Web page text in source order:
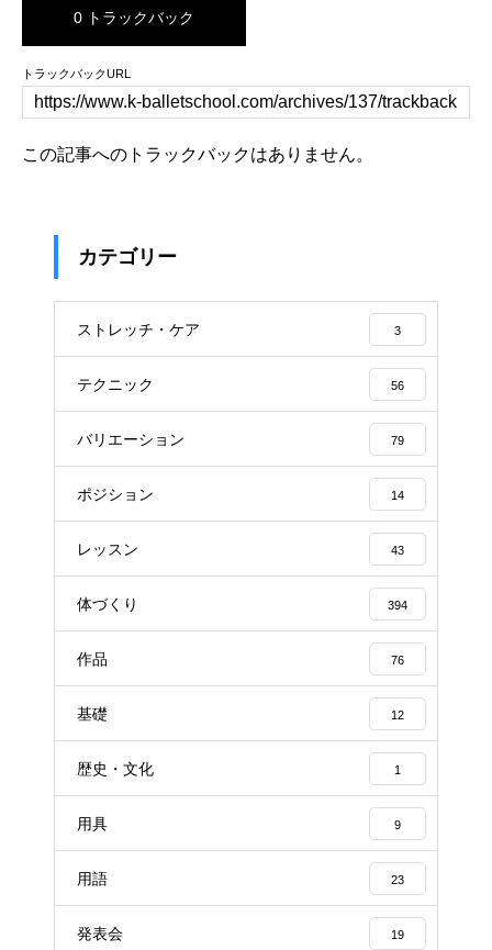
0 トラックバック
トラックバックURL
この記事へのトラックバックはありません。
カテゴリー
ストレッチ・ケア 3
テクニック 56
バリエーション 79
ポジション 14
レッスン 43
体づくり 394
作品 76
基礎 12
歴史・文化 1
用具 9
用語 23
発表会 19